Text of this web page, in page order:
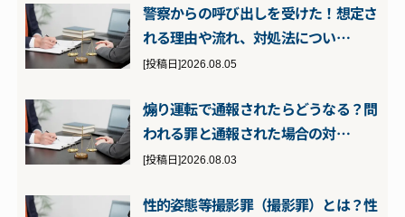
警察からの呼び出しを受けた！想定さ
れる理由や流れ、対処法につい…
[投稿日]2026.08.05
煽り運転で通報されたらどうなる？問
われる罪と通報された場合の対…
[投稿日]2026.08.03
性的姿態等撮影罪（撮影罪）とは？性